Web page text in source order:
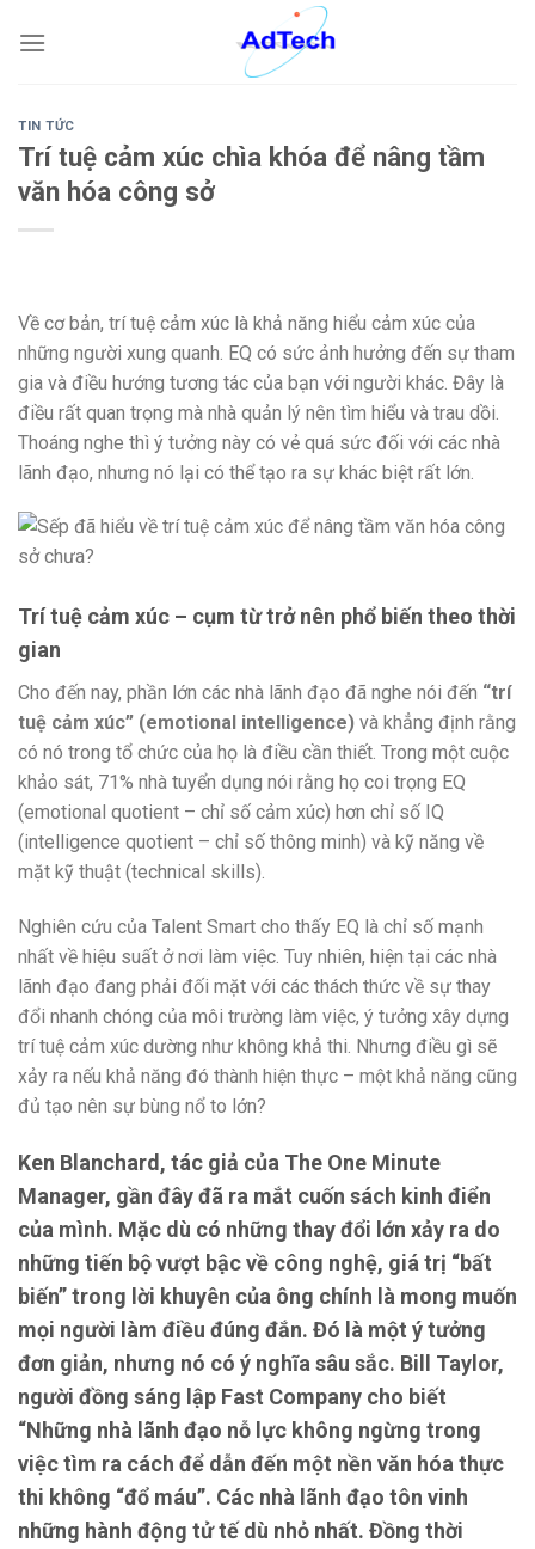
TIN TỨC
Trí tuệ cảm xúc chìa khóa để nâng tầm
văn hóa công sở
Về cơ bản, trí tuệ cảm xúc là khả năng hiểu cảm xúc của
những người xung quanh. EQ có sức ảnh hưởng đến sự tham
gia và điều hướng tương tác của bạn với người khác. Đây là
điều rất quan trọng mà nhà quản lý nên tìm hiểu và trau dồi.
Thoáng nghe thì ý tưởng này có vẻ quá sức đối với các nhà
lãnh đạo, nhưng nó lại có thể tạo ra sự khác biệt rất lớn.
Trí tuệ cảm xúc – cụm từ trở nên phổ biến theo thời
gian
Cho đến nay, phần lớn các nhà lãnh đạo đã nghe nói đến “trí
tuệ cảm xúc” (emotional intelligence) và khẳng định rằng
có nó trong tổ chức của họ là điều cần thiết. Trong một cuộc
khảo sát, 71% nhà tuyển dụng nói rằng họ coi trọng EQ
(emotional quotient – chỉ số cảm xúc) hơn chỉ số IQ
(intelligence quotient – chỉ số thông minh) và kỹ năng về
mặt kỹ thuật (technical skills).
Nghiên cứu của Talent Smart cho thấy EQ là chỉ số mạnh
nhất về hiệu suất ở nơi làm việc. Tuy nhiên, hiện tại các nhà
lãnh đạo đang phải đối mặt với các thách thức về sự thay
đổi nhanh chóng của môi trường làm việc, ý tưởng xây dựng
trí tuệ cảm xúc dường như không khả thi. Nhưng điều gì sẽ
xảy ra nếu khả năng đó thành hiện thực – một khả năng cũng
đủ tạo nên sự bùng nổ to lớn?
Ken Blanchard, tác giả của The One Minute
Manager, gần đây đã ra mắt cuốn sách kinh điển
của mình. Mặc dù có những thay đổi lớn xảy ra do
những tiến bộ vượt bậc về công nghệ, giá trị “bất
biến” trong lời khuyên của ông chính là mong muốn
mọi người làm điều đúng đắn. Đó là một ý tưởng
đơn giản, nhưng nó có ý nghĩa sâu sắc. Bill Taylor,
người đồng sáng lập Fast Company cho biết
“Những nhà lãnh đạo nỗ lực không ngừng trong
việc tìm ra cách để dẫn đến một nền văn hóa thực
thi không “đổ máu”. Các nhà lãnh đạo tôn vinh
những hành động tử tế dù nhỏ nhất. Đồng thời